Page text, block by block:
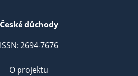
České důchody
ISSN: 2694-7676
O projektu